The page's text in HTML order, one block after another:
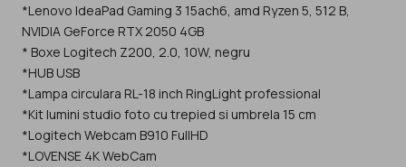
*Lenovo IdeaPad Gaming 3 15ach6, amd Ryzen 5, 512 B,
NVIDIA GeForce RTX 2050 4GB
* Boxe Logitech Z200, 2.0, 10W, negru
*HUB USB
*Lampa circulara RL-18 inch RingLight professional
*Kit lumini studio foto cu trepied si umbrela 15 cm
*Logitech Webcam B910 FullHD
*LOVENSE 4K WebCam